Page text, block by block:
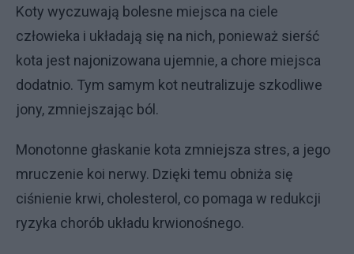
Koty wyczuwają bolesne miejsca na ciele
człowieka i układają się na nich, ponieważ sierść
kota jest najonizowana ujemnie, a chore miejsca
dodatnio. Tym samym kot neutralizuje szkodliwe
jony, zmniejszając ból.
Monotonne głaskanie kota zmniejsza stres, a jego
mruczenie koi nerwy. Dzięki temu obniża się
ciśnienie krwi, cholesterol, co pomaga w redukcji
ryzyka chorób układu krwionośnego.